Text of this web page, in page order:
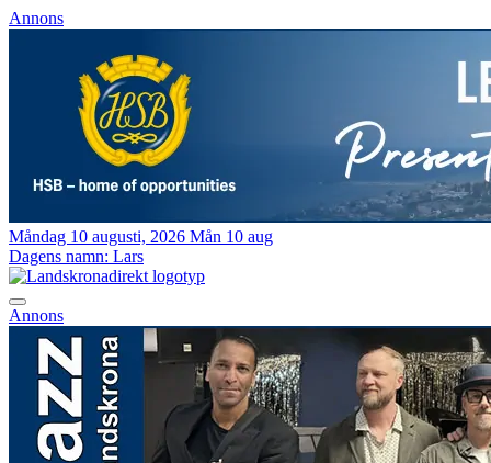
Annons
Måndag 10 augusti, 2026 Mån 10 aug
Dagens namn: Lars
Annons